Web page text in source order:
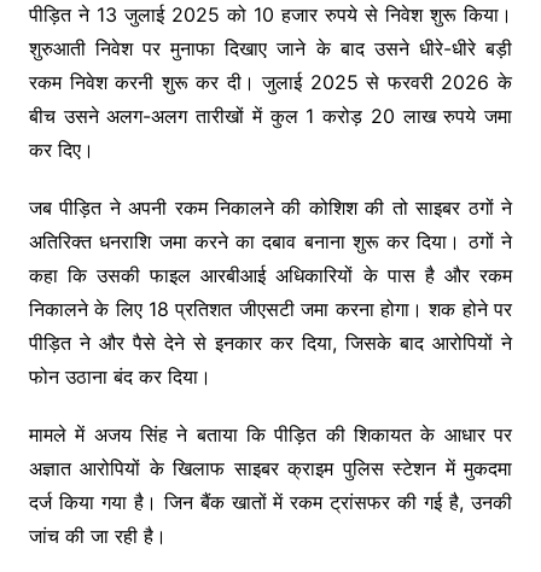
पीड़ित ने 13 जुलाई 2025 को 10 हजार रुपये से निवेश शुरू किया।
शुरुआती निवेश पर मुनाफा दिखाए जाने के बाद उसने धीरे-धीरे बड़ी
रकम निवेश करनी शुरू कर दी। जुलाई 2025 से फरवरी 2026 के
बीच उसने अलग-अलग तारीखों में कुल 1 करोड़ 20 लाख रुपये जमा
कर दिए।
जब पीड़ित ने अपनी रकम निकालने की कोशिश की तो साइबर ठगों ने
अतिरिक्त धनराशि जमा करने का दबाव बनाना शुरू कर दिया। ठगों ने
कहा कि उसकी फाइल आरबीआई अधिकारियों के पास है और रकम
निकालने के लिए 18 प्रतिशत जीएसटी जमा करना होगा। शक होने पर
पीड़ित ने और पैसे देने से इनकार कर दिया, जिसके बाद आरोपियों ने
फोन उठाना बंद कर दिया।
मामले में अजय सिंहने बताया कि पीड़ित की शिकायत के आधार पर
अज्ञात आरोपियों के खिलाफ साइबर क्राइम पुलिस स्टेशन में मुकदमा
दर्ज किया गया है। जिन बैंक खातों में रकम ट्रांसफर की गई है, उनकी
जांच की जा रही है।